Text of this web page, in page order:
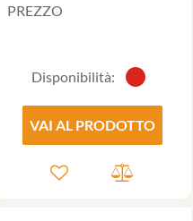
PREZZO
Disponibilità:
VAI AL PRODOTTO